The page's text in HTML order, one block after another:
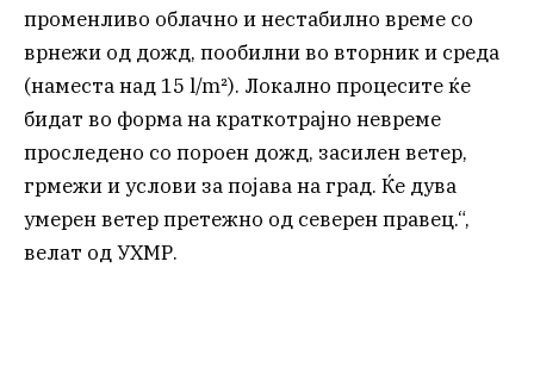
променливо облачно и нестабилно време со
врнежи од дожд, пообилни во вторник и среда
(наместа над 15 l/m²). Локално процесите ќе
бидат во форма на краткотрајно невреме
проследено со пороен дожд, засилен ветер,
грмежи и услови за појава на град. Ќе дува
умерен ветер претежно од северен правец.“,
велат од УХМР.